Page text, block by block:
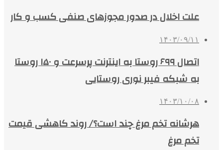
علت اخلال در صدور مجوزهای صنفی کسب و کار
۱۴۰۳/۰۹/۱۱
اتصال ۶۹۹ روستا به اینترنت پرسرعت و ۱۵۰ روستا
به شبکه فیبر نوری روستایی
۱۴۰۳/۱۰/۰۸
هرشانه تخم مرغ چند است؟/ روند کاهشی قیمت
تخم مرغ